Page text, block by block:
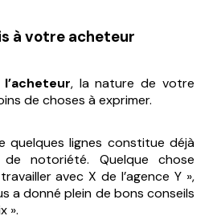
à votre acheteur
l’acheteur, la nature de votre
de choses à exprimer.
quelques lignes constitue déjà
notoriété. Quelque chose
avec X de l’agence Y »,
a donné plein de bons conseils
».